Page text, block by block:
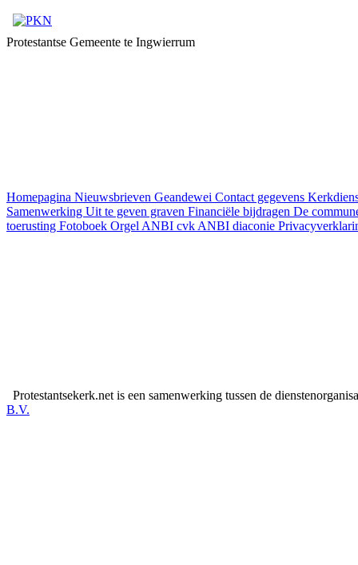
Protestantse Gemeente te Ingwierrum
Homepagina Nieuwsbrieven Geandewei Contact gegevens
Samenwerking Uit te geven graven Financiële bijdragen De
toerusting Fotoboek Orgel ANBI cvk ANBI diaconie
Protestantsekerk.net is een samenwerking tussen de
B.V.